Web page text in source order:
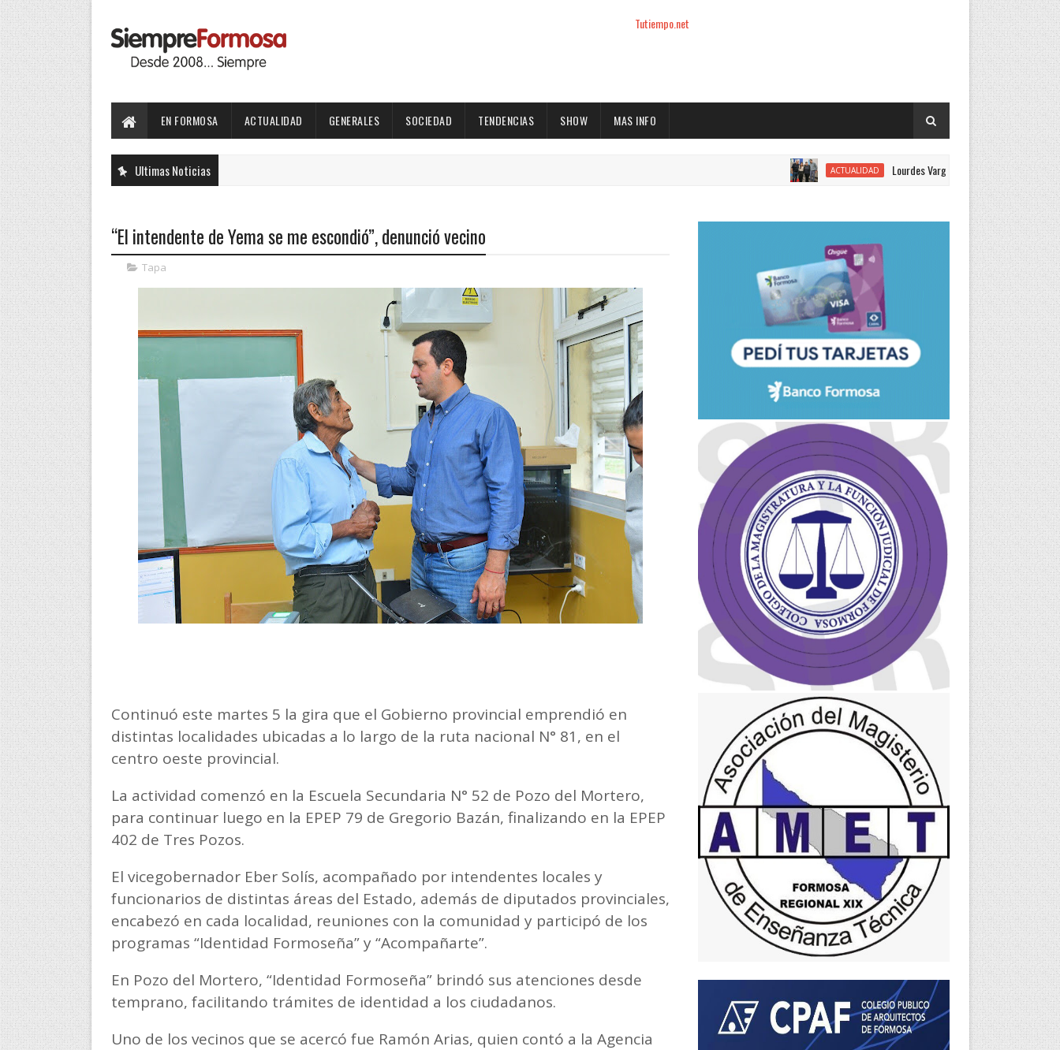
Tutiempo.net
EN FORMOSA ACTUALIDAD GENERALES SOCIEDAD TENDENCIAS SHOW MAS INFO
Ultimas Noticias ACTUALIDAD Lourdes Vargas juró como concejal por el
“El intendente de Yema se me escondió”, denunció vecino
Tapa
Continuó este martes 5 la gira que el Gobierno provincial emprendió en
distintas localidades ubicadas a lo largo de la ruta nacional N° 81, en el
centro oeste provincial.
La actividad comenzó en la Escuela Secundaria N° 52 de Pozo del Mortero,
para continuar luego en la EPEP 79 de Gregorio Bazán, finalizando en la EPEP
402 de Tres Pozos.
El vicegobernador Eber Solís, acompañado por intendentes locales y
funcionarios de distintas áreas del Estado, además de diputados provinciales,
encabezó en cada localidad, reuniones con la comunidad y participó de los
programas “Identidad Formoseña” y “Acompañarte”.
En Pozo del Mortero, “Identidad Formoseña” brindó sus atenciones desde
temprano, facilitando trámites de identidad a los ciudadanos.
Uno de los vecinos que se acercó fue Ramón Arias, quien contó a la Agencia